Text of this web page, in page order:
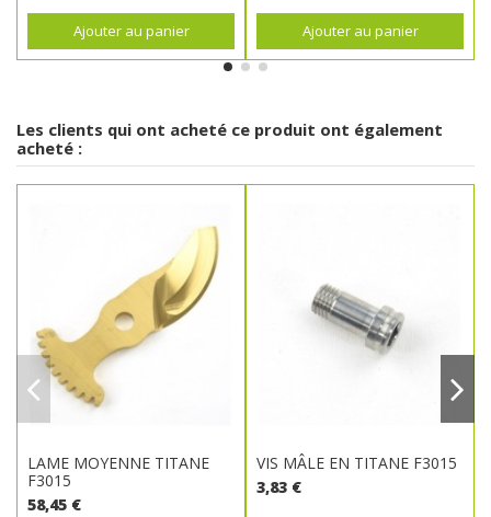
Ajouter au panier Ajouter au panier
Les clients qui ont acheté ce produit ont également
acheté :
LAME MOYENNE TITANE
F3015
58,45 €
VIS MÂLE EN TITANE F3015
3,83 €